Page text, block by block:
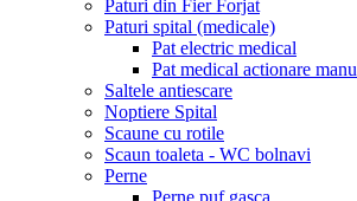
Paturi din Fier Forjat
Paturi spital (medicale)
Pat electric medical
Pat medical actionare
Saltele antiescare
Noptiere Spital
Scaune cu rotile
Scaun toaleta - WC bolnavi
Perne
Perne puf gasca